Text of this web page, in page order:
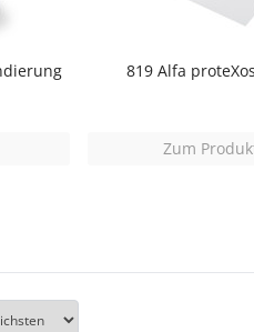
819 Alfa
Zum